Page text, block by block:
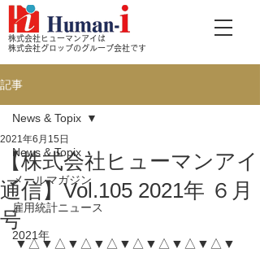
株式会社ヒューマンアイは
株式会社グロップのグループ会社です
記事
News & Topix
メールマガジン
雇用統計ニュース
2021年
News & Topix
【株式会社ヒューマンアイ
通信】Vol.105 2021年 ６月
号
2021年6月15日
▼△▼△▼△▼△▼△▼△▼△▼△▼